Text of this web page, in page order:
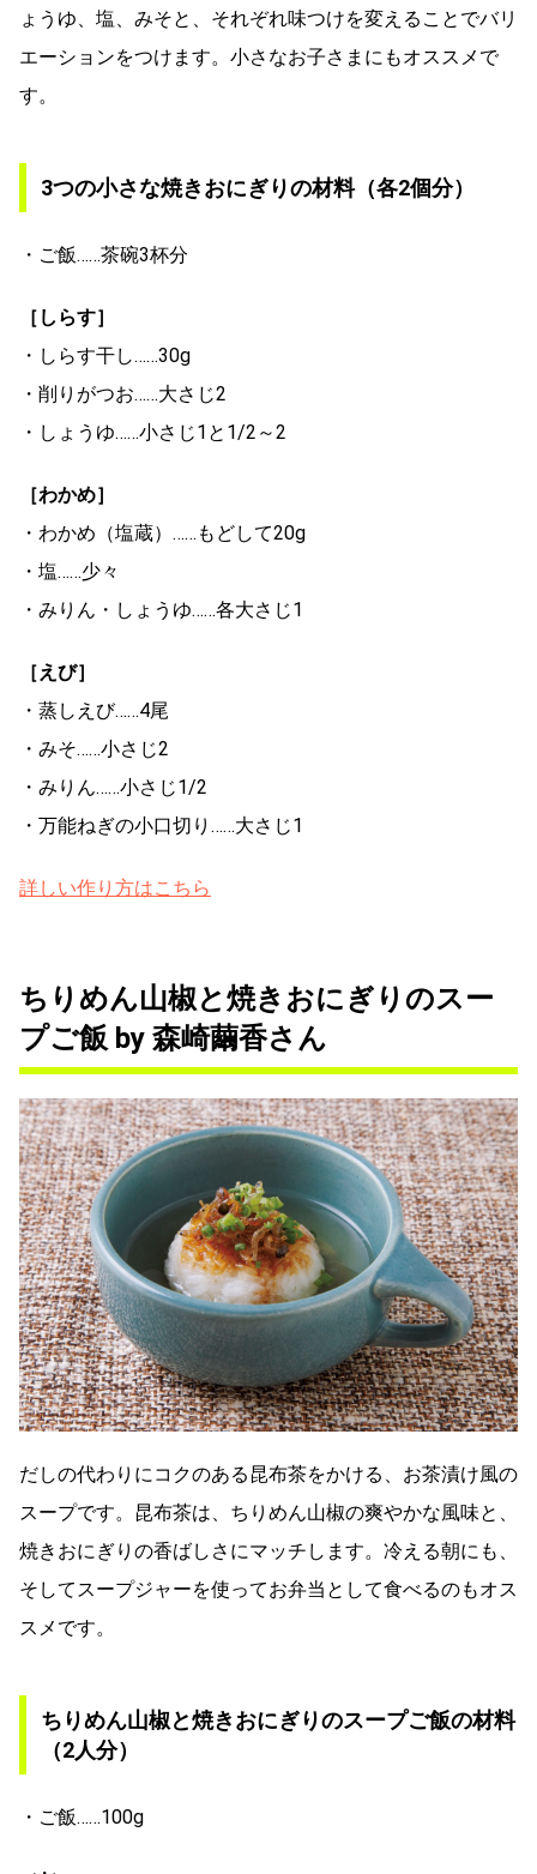
ょうゆ、塩、みそと、それぞれ味つけを変えることでバリ
エーションをつけます。小さなお子さまにもオススメで
す。
3つの小さな焼きおにぎりの材料（各2個分）
・ご飯……茶碗3杯分
［しらす］
・しらす干し……30g
・削りがつお……大さじ2
・しょうゆ……小さじ1と1/2～2
［わかめ］
・わかめ（塩蔵）……もどして20g
・塩……少々
・みりん・しょうゆ……各大さじ1
［えび］
・蒸しえび……4尾
・みそ……小さじ2
・みりん……小さじ1/2
・万能ねぎの小口切り……大さじ1
詳しい作り方はこちら
ちりめん山椒と焼きおにぎりのスー
プご飯 by 森崎繭香さん
だしの代わりにコクのある昆布茶をかける、お茶漬け風の
スープです。昆布茶は、ちりめん山椒の爽やかな風味と、
焼きおにぎりの香ばしさにマッチします。冷える朝にも、
そしてスープジャーを使ってお弁当として食べるのもオス
スメです。
ちりめん山椒と焼きおにぎりのスープご飯の材料
（2人分）
・ご飯……100g